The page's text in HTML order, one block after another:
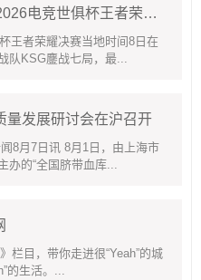
中国战队KSG获2026电竞世俱杯王者荣耀项目冠军
者荣耀决赛当地时间8日在
队KSG鏖战七局，最...
量发展研讨会在沪召开
7日讯 8月1日，由上海市
办的“全国脐带血库...
，带你走进很“Yeah”的城
的生活。...